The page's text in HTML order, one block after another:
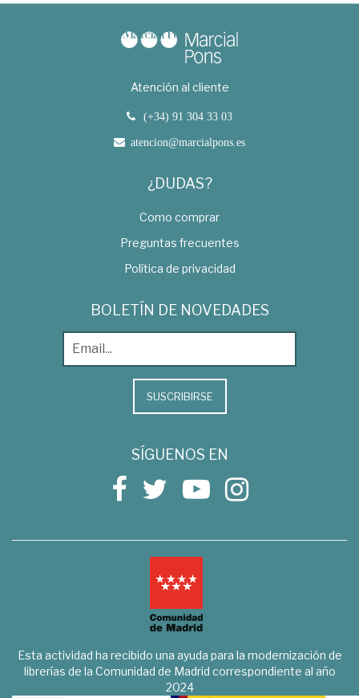
Atención al cliente
(+34) 91 304 33 03
atencion@marcialpons.es
¿DUDAS?
Como comprar
Preguntas frecuentes
Política de privacidad
BOLETÍN DE NOVEDADES
SUSCRIBIRSE
SÍGUENOS EN
Esta actividad ha recibido una ayuda para la modernización de
librerías de la Comunidad de Madrid correspondiente al año
2024